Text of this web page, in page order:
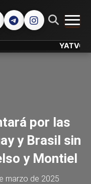
YATVO...
por las
y Brasil sin
y Montiel
marzo de 2025